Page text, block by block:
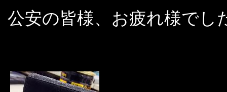
公安の皆様、お疲れ様でし